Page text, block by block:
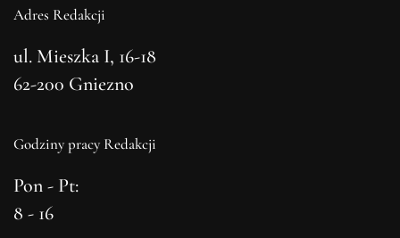
Adres Redakcji
ul. Mieszka I, 16-18
62-200 Gniezno
Godziny pracy Redakcji
Pon - Pt:
8 - 16